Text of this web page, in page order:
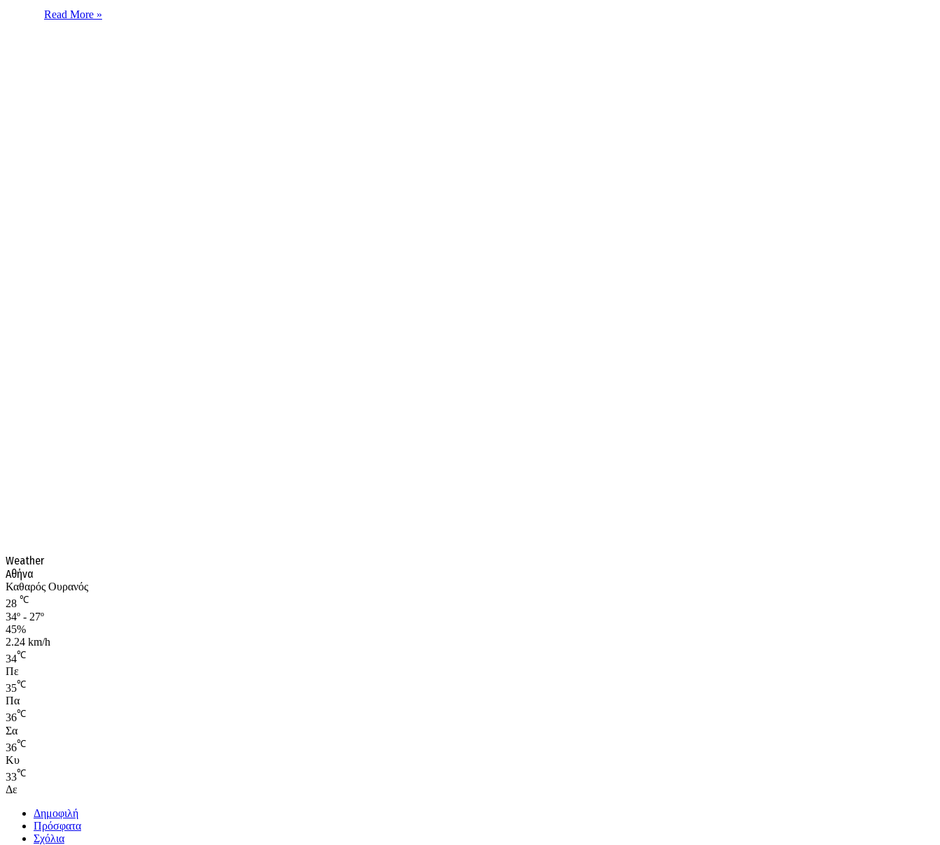
Read More »
Weather
Αθήνα
Καθαρός Ουρανός
28 ℃
34º - 27º
45%
2.24 km/h
34℃
Πε
35℃
Πα
36℃
Σα
36℃
Κυ
33℃
Δε
Δημοφιλή
Πρόσφατα
Σχόλια